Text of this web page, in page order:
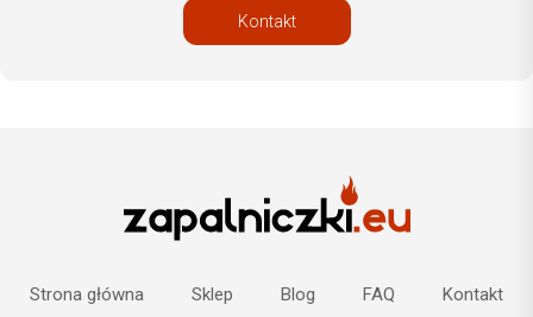
Kontakt
Strona główna Sklep Blog FAQ Kontakt